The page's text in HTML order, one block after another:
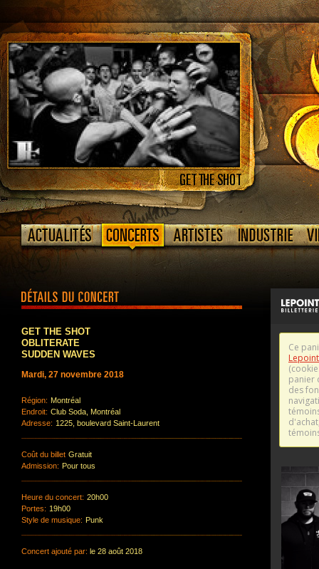
GET THE SHOT
OBLITERATE
SUDDEN WAVES
Mardi, 27 novembre 2018
Région: Montréal
Endroit: Club Soda, Montréal
Adresse: 1225, boulevard Saint-Laurent
Coût du billet Gratuit
Admission: Pour tous
Heure du concert: 20h00
Portes: 19h00
Style de musique: Punk
Concert ajouté par: le 28 août 2018